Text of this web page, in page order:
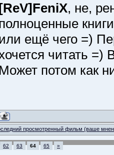
, не,
ещё чего =)
читать
Может потом как
просмотренный фильм (ваше
62 63 64 65 »